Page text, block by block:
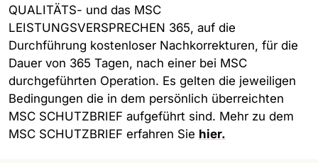
QUALITÄTS- und das MSC
LEISTUNGSVERSPRECHEN 365, auf die
Durchführung kostenloser Nachkorrekturen, für die
Dauer von 365 Tagen, nach einer bei MSC
durchgeführten Operation. Es gelten die jeweiligen
Bedingungen die in dem persönlich überreichten
MSC SCHUTZBRIEF aufgeführt sind. Mehr zu dem
MSC SCHUTZBRIEF erfahren Sie hier.